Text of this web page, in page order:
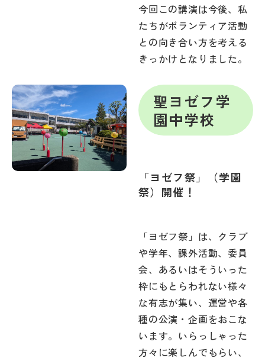
今回この講演は今後、私
たちがボランティア活動
との向き合い方を考える
きっかけとなりました。
聖ヨゼフ学
園中学校
「ヨゼフ祭」（学園
祭）開催！
「ヨゼフ祭」は、クラブ
や学年、課外活動、委員
会、あるいはそういった
枠にもとらわれない様々
な有志が集い、運営や各
種の公演・企画をおこな
います。いらっしゃった
方々に楽しんでもらい、